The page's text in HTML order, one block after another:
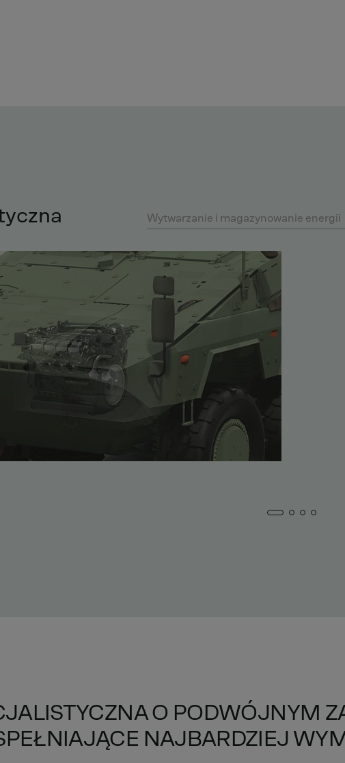
Wytwarzanie i magazynowanie energii
O PODWÓJNYM
NAJBARDZIEJ